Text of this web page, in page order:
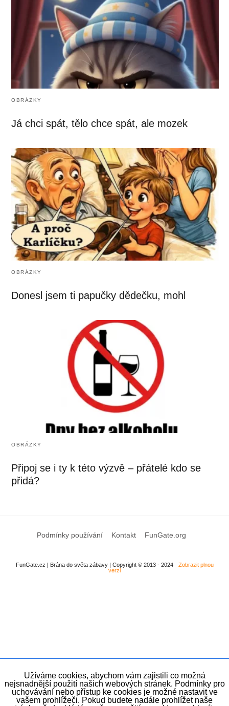
OBRÁZKY
Já chci spát, tělo chce spát, ale mozek
OBRÁZKY
Donesl jsem ti papučky dědečku, mohl
OBRÁZKY
Připoj se i ty k této výzvě – přátelé kdo se
přidá?
Podmínky používání Kontakt FunGate.org
FunGate.cz | Brána do světa zábavy | Copyright © 2013 - 2024
Zobrazit plnou
verzi
Užíváme cookies, abychom vám zajistili co možná
nejsnadnější použití našich webových stránek. Podmínky pro
uchovávání nebo přístup ke cookies je možné nastavit ve
vašem prohlížeči. Pokud budete nadále prohlížet naše